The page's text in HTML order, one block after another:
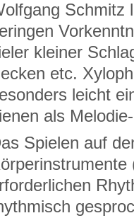
Schmitz
kleiner
etc.
leicht
als
Spielen auf